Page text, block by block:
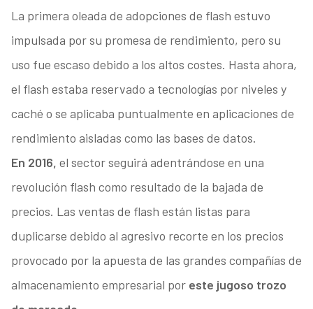
La primera oleada de adopciones de flash estuvo
impulsada por su promesa de rendimiento, pero su
uso fue escaso debido a los altos costes. Hasta ahora,
el flash estaba reservado a tecnologías por niveles y
caché o se aplicaba puntualmente en aplicaciones de
rendimiento aisladas como las bases de datos.
En 2016, el sector seguirá adentrándose en una
revolución flash como resultado de la bajada de
precios. Las ventas de flash están listas para
duplicarse debido al agresivo recorte en los precios
provocado por la apuesta de las grandes compañías de
almacenamiento empresarial por este jugoso trozo